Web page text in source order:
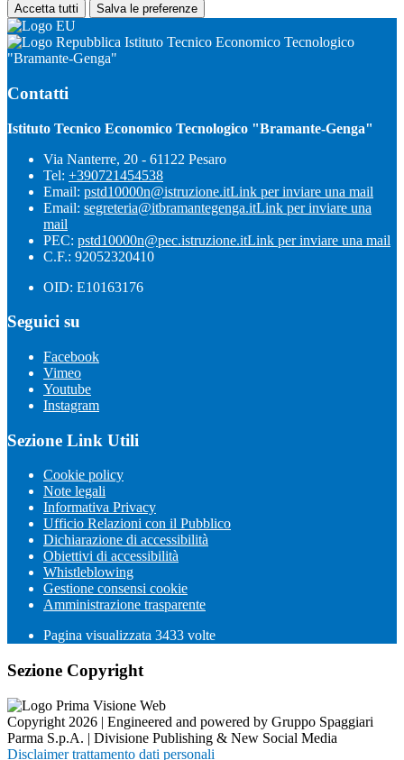
Accetta tutti Salva le preferenze
Istituto Tecnico Economico Tecnologico
"Bramante-Genga"
Contatti
Istituto Tecnico Economico Tecnologico "Bramante-Genga"
Via Nanterre, 20 - 61122 Pesaro
Tel: +390721454538
Email: pstd10000n@istruzione.itLink per inviare una mail
Email: segreteria@itbramantegenga.itLink per inviare una
mail
PEC: pstd10000n@pec.istruzione.itLink per inviare una mail
C.F.: 92052320410
OID: E10163176
Seguici su
Facebook
Vimeo
Youtube
Instagram
Sezione Link Utili
Cookie policy
Note legali
Informativa Privacy
Ufficio Relazioni con il Pubblico
Dichiarazione di accessibilità
Obiettivi di accessibilità
Whistleblowing
Gestione consensi cookie
Amministrazione trasparente
Pagina visualizzata 3433 volte
Sezione Copyright
Copyright 2026 | Engineered and powered by Gruppo Spaggiari
Parma S.p.A. | Divisione Publishing & New Social Media
Disclaimer trattamento dati personali